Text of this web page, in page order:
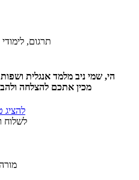
תרגום,
הי, שמי ניב מלמד אנגלית ושפות
מכין אתכם להצלחה
להציג
לשלוח